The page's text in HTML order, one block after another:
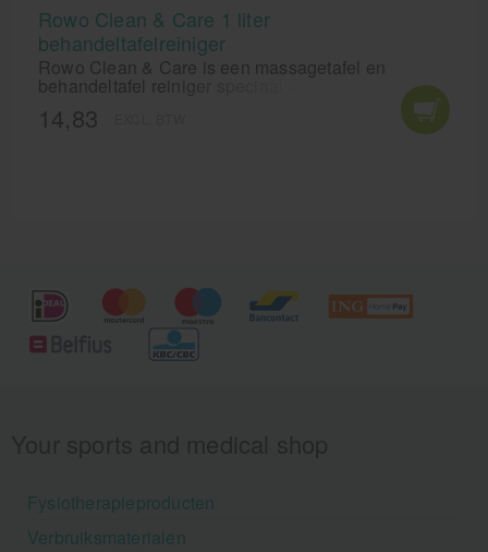
Rowo Clean & Care 1 liter
behandeltafelreiniger
Rowo Clean & Care is een massagetafel en
behandeltafel reiniger speciaal ontwikkeld voor de
dagelijkse reiniging van uw behandelbank. De
samenstelling van Rowo Clean & Care tafel reiniger
14,83
Fysiotherapieproducten
Verbruiksmaterialen